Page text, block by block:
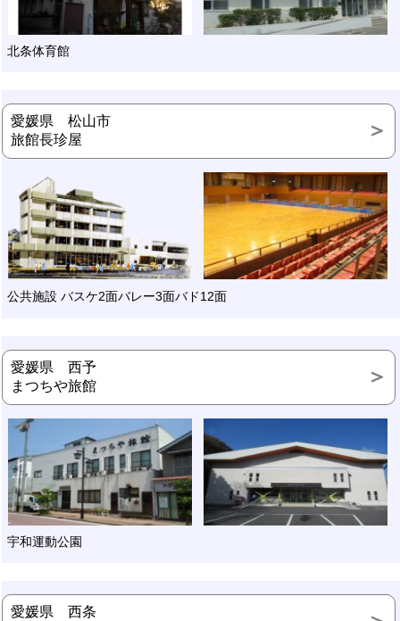
北条体育館
愛媛県 松山市
旅館長珍屋
公共施設 バスケ2面バレー3面バド12面
愛媛県 西予
まつちや旅館
宇和運動公園
愛媛県 西条